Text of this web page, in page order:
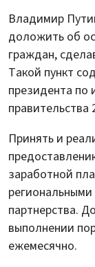
Владимир
доложить об
граждан,
Такой пункт
президента по
правительства
Принять и
заработной
партнерства.
выполнении
ежемесячно.